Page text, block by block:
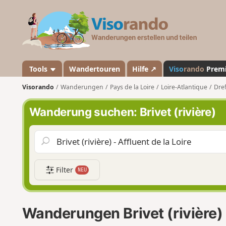
a
n
d
o
Tools Wandertouren Hilfe ↗ Visorando
Visorando Wanderungen Pays de la Loire Loire-Atlantique
Wanderung suchen: Brivet (rivière)
Filter NEU
Wanderungen Brivet (rivière)